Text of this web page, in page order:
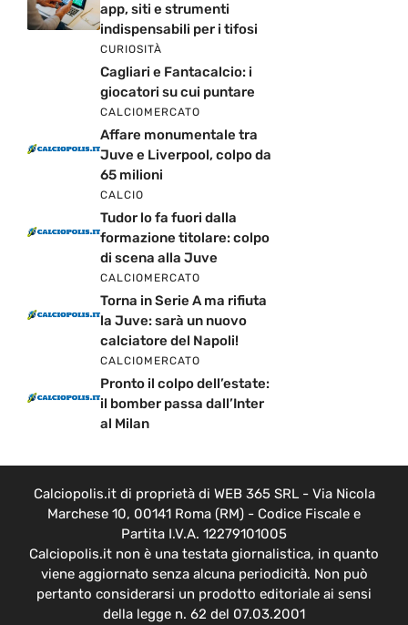
app, siti e strumenti
indispensabili per i tifosi
CURIOSITÀ
Cagliari e Fantacalcio: i
giocatori su cui puntare
CALCIOMERCATO
Affare monumentale tra
Juve e Liverpool, colpo da
65 milioni
CALCIO
Tudor lo fa fuori dalla
formazione titolare: colpo
di scena alla Juve
CALCIOMERCATO
Torna in Serie A ma rifiuta
la Juve: sarà un nuovo
calciatore del Napoli!
CALCIOMERCATO
Pronto il colpo dell’estate:
il bomber passa dall’Inter
al Milan
Calciopolis.it di proprietà di WEB 365 SRL - Via Nicola
Marchese 10, 00141 Roma (RM) - Codice Fiscale e
Partita I.V.A. 12279101005
Calciopolis.it non è una testata giornalistica, in quanto
viene aggiornato senza alcuna periodicità. Non può
pertanto considerarsi un prodotto editoriale ai sensi
della legge n. 62 del 07.03.2001